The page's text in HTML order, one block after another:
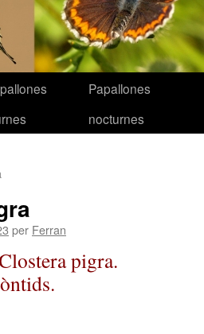
Papallones
nocturnes
per Ferran
pigra.